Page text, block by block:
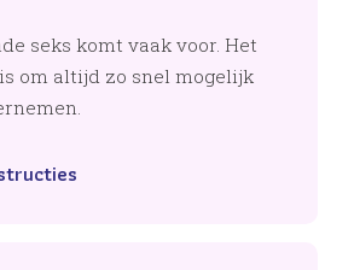
seks komt vaak voor. Het
om altijd zo snel mogelijk